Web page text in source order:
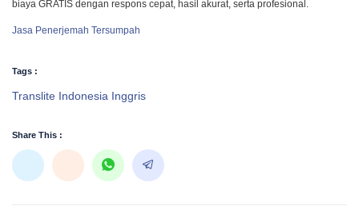
biaya GRATIS dengan respons cepat, hasil akurat, serta profesional.
Jasa Penerjemah Tersumpah
Tags :
Translite Indonesia Inggris
Share This :